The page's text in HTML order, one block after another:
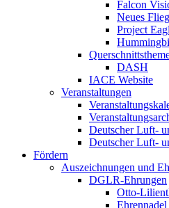
Falcon
Neues
Project
DASH
IACE Website
Veranstaltungen
Deutscher Luft-
Deutscher Luft-
Fördern
Auszeichnungen und
DGLR-Ehrungen
Otto-